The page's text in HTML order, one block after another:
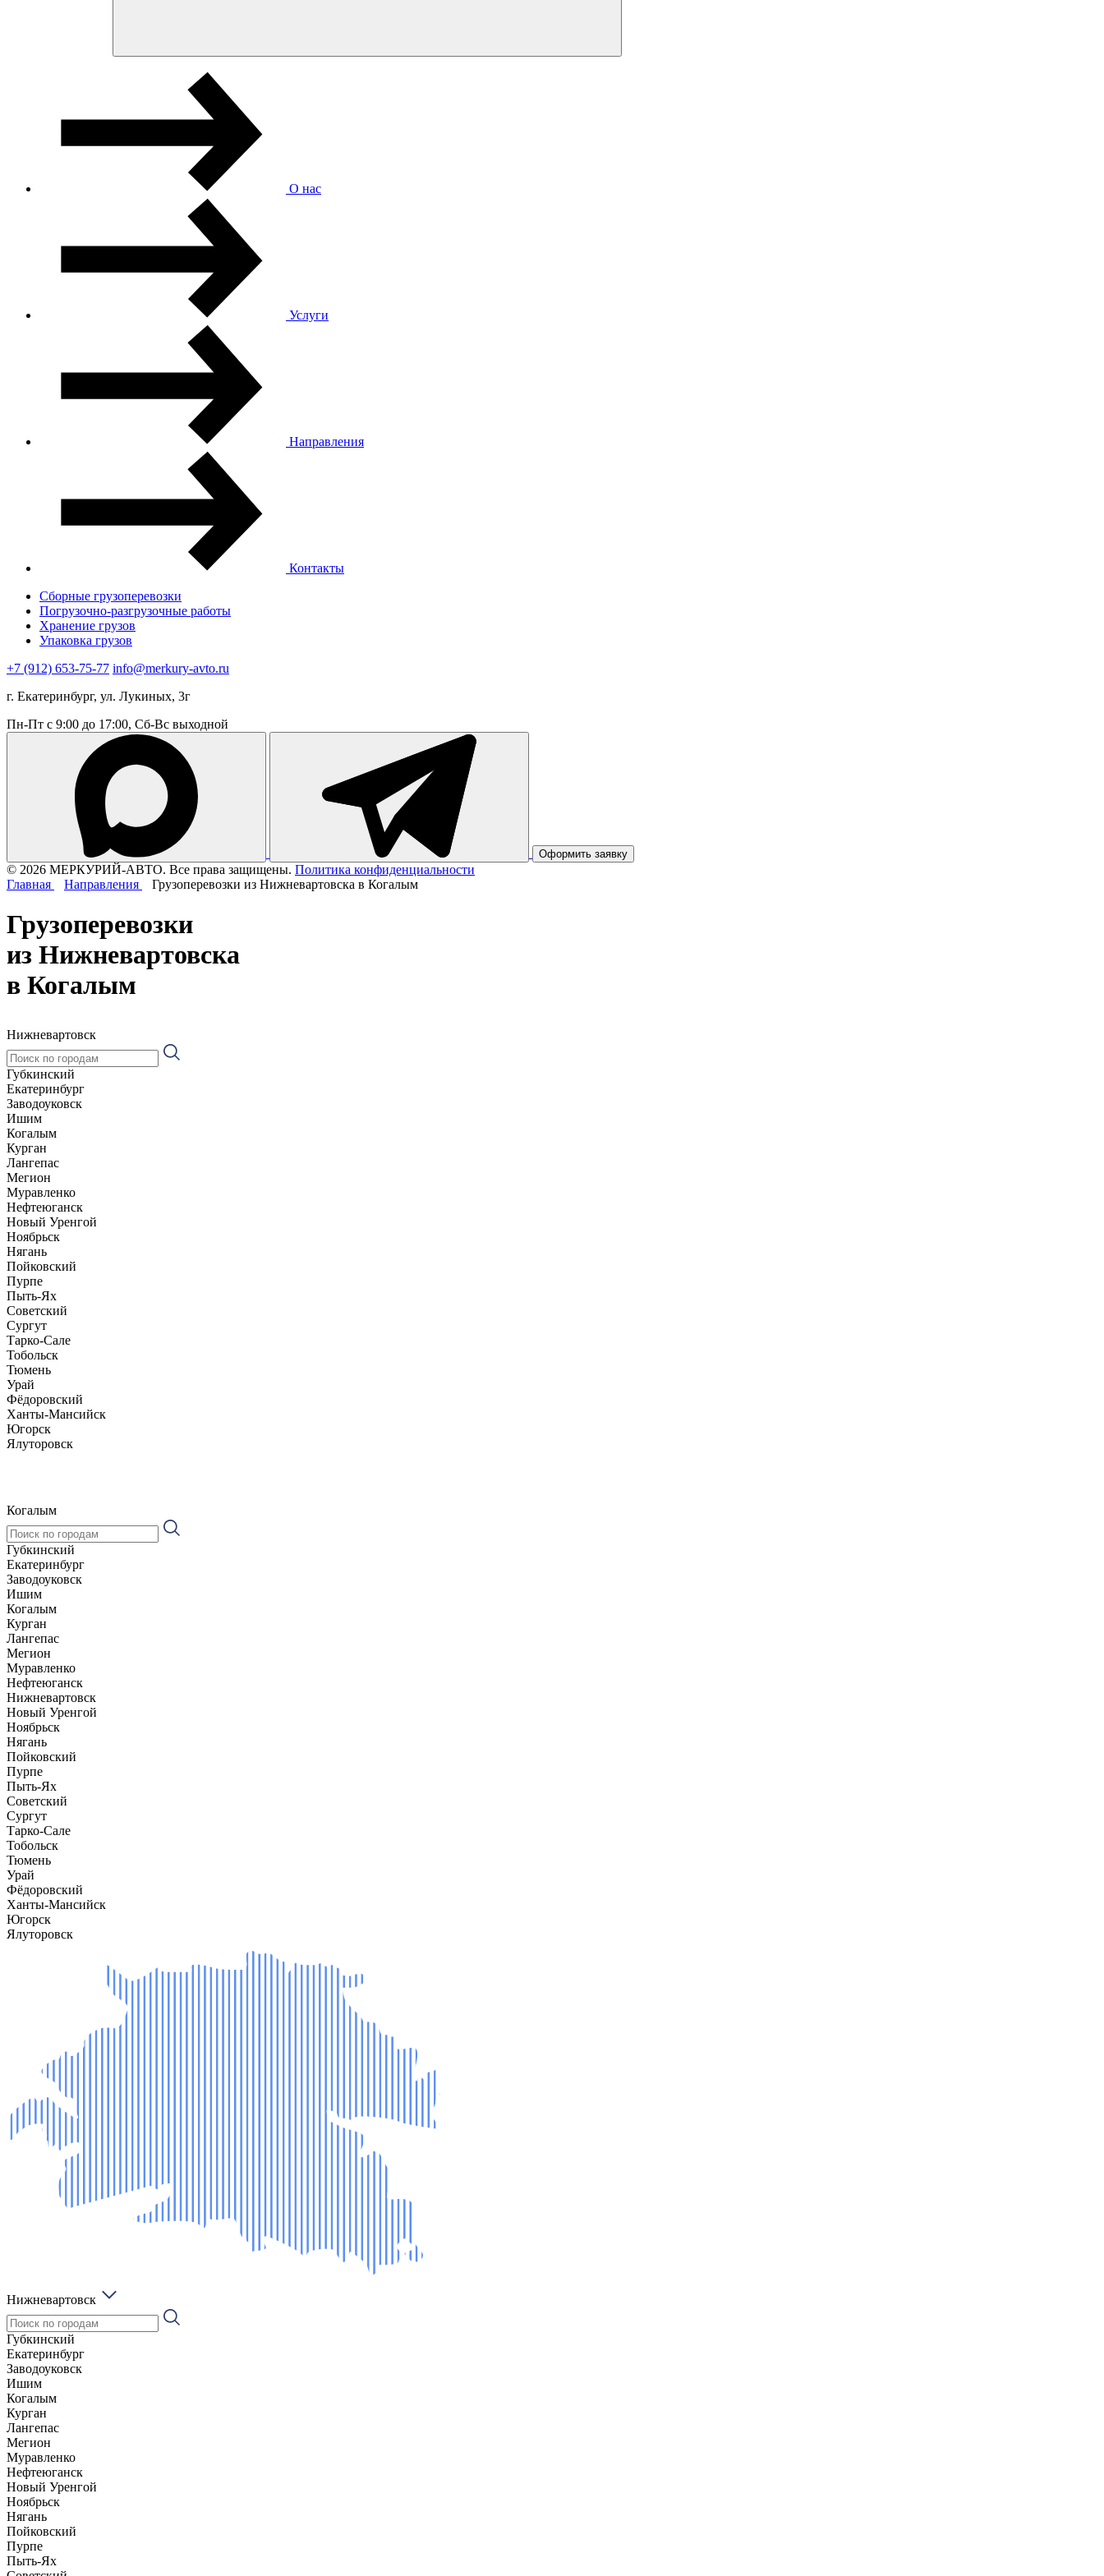
О нас
Услуги
Направления
Контакты
Сборные грузоперевозки
Погрузочно-разгрузочные работы
Хранение грузов
Упаковка грузов
+7 (912) 653-75-77 info@merkury-avto.ru
г. Екатеринбург, ул. Лукиных, 3г
Пн-Пт с 9:00 до 17:00, Сб-Вс выходной
Оформить заявку
© 2026 МЕРКУРИЙ-АВТО. Все права защищены. Политика конфиденциальности
Главная
Направления Грузоперевозки из Нижневартовска в Когалым
Грузоперевозки
из Нижневартовска
в Когалым
Нижневартовск
Губкинский
Екатеринбург
Заводоуковск
Ишим
Когалым
Курган
Лангепас
Мегион
Муравленко
Нефтеюганск
Новый Уренгой
Ноябрьск
Нягань
Пойковский
Пурпе
Пыть-Ях
Советский
Сургут
Тарко-Сале
Тобольск
Тюмень
Урай
Фёдоровский
Ханты-Мансийск
Югорск
Ялуторовск
Когалым
Губкинский
Екатеринбург
Заводоуковск
Ишим
Когалым
Курган
Лангепас
Мегион
Муравленко
Нефтеюганск
Нижневартовск
Новый Уренгой
Ноябрьск
Нягань
Пойковский
Пурпе
Пыть-Ях
Советский
Сургут
Тарко-Сале
Тобольск
Тюмень
Урай
Фёдоровский
Ханты-Мансийск
Югорск
Ялуторовск
Нижневартовск
Губкинский
Екатеринбург
Заводоуковск
Ишим
Когалым
Курган
Лангепас
Мегион
Муравленко
Нефтеюганск
Новый Уренгой
Ноябрьск
Нягань
Пойковский
Пурпе
Пыть-Ях